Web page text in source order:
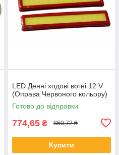
LED Денні ходові вогні 12 V
(Оправа Червоного кольору)
Готово до відправки
774,65 ₴ 860,72 ₴
Купити